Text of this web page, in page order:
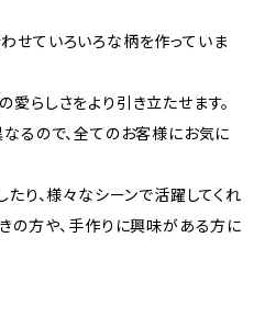
せていろいろな柄を作っていま
らしさをより引き立たせます。
るので、全てのお客様にお気に
たり、様々なシーンで活躍してくれ
の方や、手作りに興味がある方に